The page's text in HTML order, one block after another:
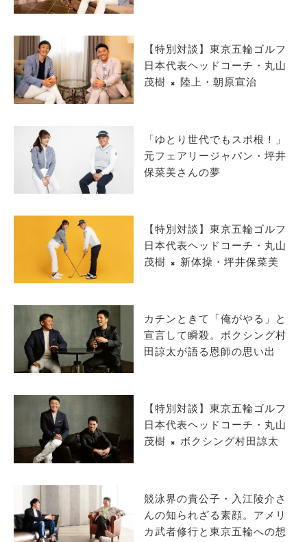
【特別対談】東京五輪ゴルフ
日本代表ヘッドコーチ・丸山
茂樹 × 陸上・朝原宣治
「ゆとり世代でもスポ根！」
元フェアリージャパン・坪井
保菜美さんの夢
【特別対談】東京五輪ゴルフ
日本代表ヘッドコーチ・丸山
茂樹 × 新体操・坪井保菜美
カチンときて「俺がやる」と
宣言して瞬殺。ボクシング村
田諒太が語る恩師の思い出
【特別対談】東京五輪ゴルフ
日本代表ヘッドコーチ・丸山
茂樹 × ボクシング村田諒太
競泳界の貴公子・入江陵介さ
んの知られざる素顔。アメリ
カ武者修行と東京五輪への想
ABOUT SITE
サイトマップ